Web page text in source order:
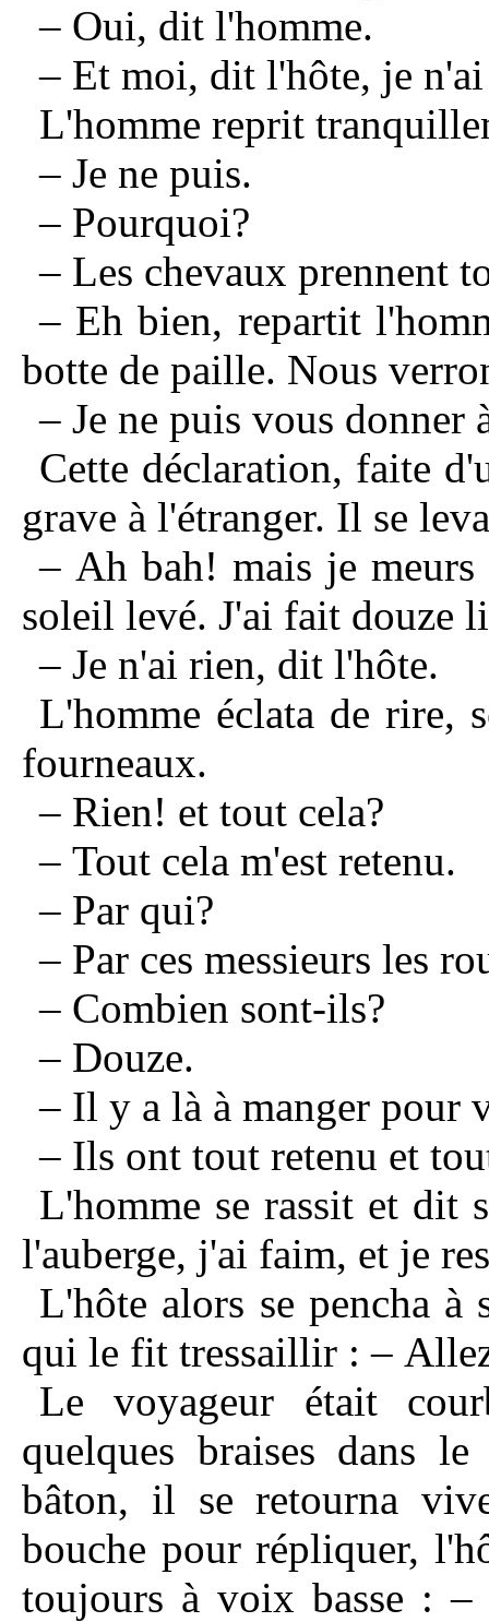
– Oui, dit l'homme.
– Et moi, dit l'hôte, je n'ai
L'homme reprit
– Je ne puis.
– Pourquoi?
– Les chevaux prennent
– Eh bien, repartit
botte de paille. Nous
– Je ne puis vous donner
Cette déclaration, faite
grave à l'étranger. Il se
– Ah bah! mais je
soleil levé. J'ai fait douze
– Je n'ai rien, dit l'hôte.
L'homme éclata de rire,
fourneaux.
– Rien! et tout cela?
– Tout cela m'est retenu.
– Par qui?
– Par ces messieurs les
– Combien sont-ils?
– Douze.
– Il y a là à manger pour
– Ils ont tout retenu et
L'homme se rassit et dit
l'auberge, j'ai faim, et je
L'hôte alors se pencha
qui le fit tressaillir : –
Le voyageur était
quelques braises dans
bâton, il se retourna
bouche pour répliquer,
toujours à voix basse : –